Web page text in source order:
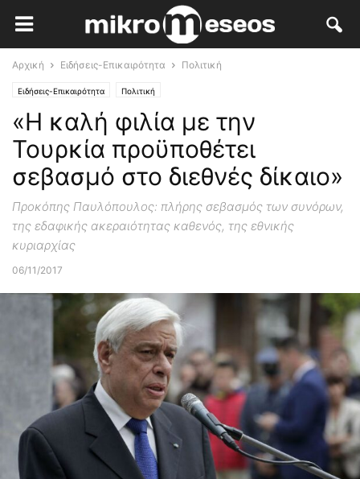
Αρχική Ειδήσεις-Επικαιρότητα Πολιτική
Ειδήσεις-Επικαιρότητα Πολιτική
«Η καλή φιλία με την
Τουρκία προϋποθέτει
σεβασμό στο διεθνές δίκαιο»
Προκόπης Παυλόπουλος: πλήρης σεβασμός των συνόρων,
της εδαφικής ακεραιότητας καθενός, της εθνικής
κυριαρχίας
06/11/2017